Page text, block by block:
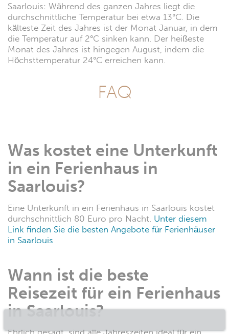
Saarlouis: Während des ganzen Jahres liegt die
durchschnittliche Temperatur bei etwa 13°C. Die
kälteste Zeit des Jahres ist der Monat Januar, in dem
die Temperatur auf 2°C sinken kann. Der heißeste
Monat des Jahres ist hingegen August, indem die
Höchsttemperatur 24°C erreichen kann.
FAQ
Was kostet eine Unterkunft
in ein Ferienhaus in
Saarlouis?
Eine Unterkunft in ein Ferienhaus in Saarlouis kostet
durchschnittlich 80 Euro pro Nacht. Unter diesem
Link finden Sie die besten Angebote für Ferienhäuser
in Saarlouis
Wann ist die beste
Reisezeit für ein Ferienhaus
in Saarlouis?